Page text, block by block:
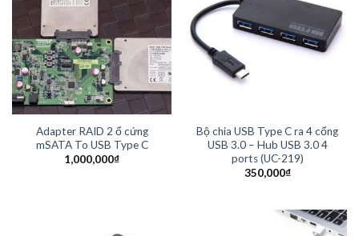
Adapter RAID 2 ổ cứng
mSATA To USB Type C
1,000,000₫
Bộ chia USB Type C ra 4 cổng
USB 3.0 – Hub USB 3.0 4
ports (UC-219)
350,000₫